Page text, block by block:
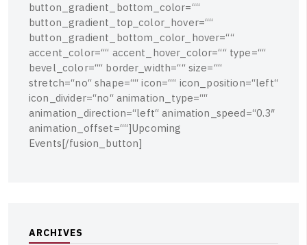
button _gradient bottom color=““
button _gradient top_color_ hover=““
button _gradient bottom color_ hover=““
accent _color=““ accent hover_ color=““ type=““
bevel_ color=““ border_width=““ size=““
stretch=“no“ shape=““ icon=““ icon position=“left“
icon divider=“no“ animation type=““
animation direction=“left“ animation speed=“0.3″
animation offset=““]Upcoming
Events[/fusion button]
ARCHIVES